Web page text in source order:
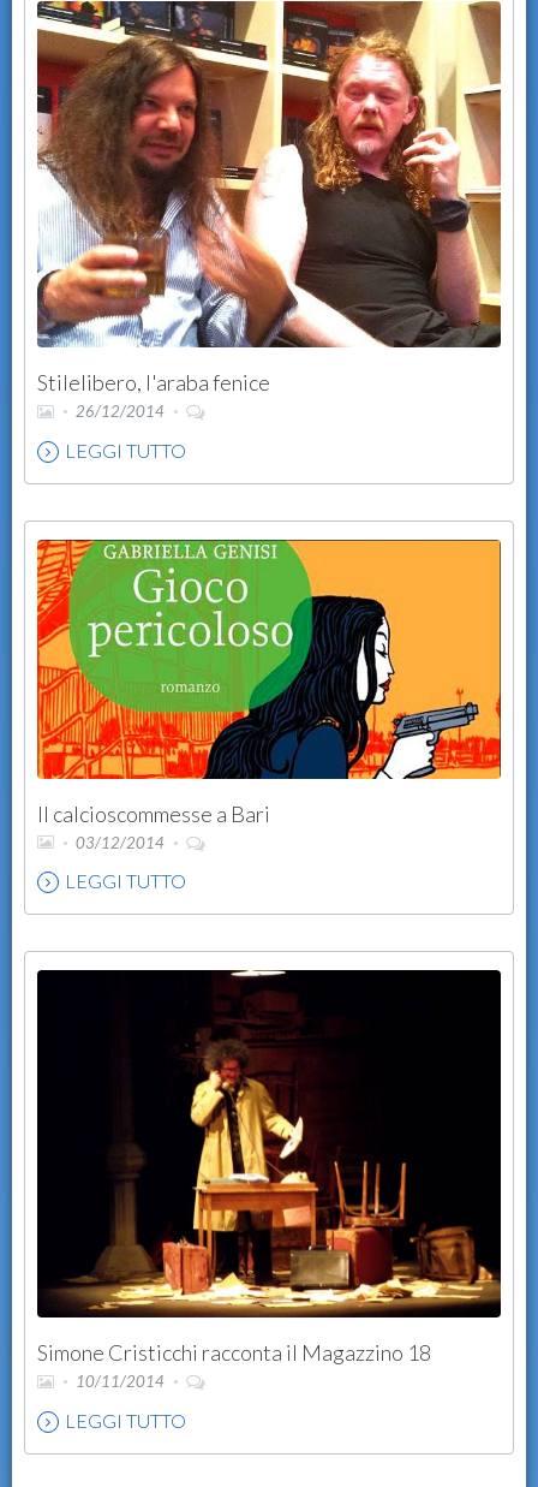
Stilelibero, l'araba fenice
26/12/2014
LEGGI TUTTO
Il calcioscommesse a Bari
03/12/2014
LEGGI TUTTO
Simone Cristicchi racconta il Magazzino 18
10/11/2014
LEGGI TUTTO